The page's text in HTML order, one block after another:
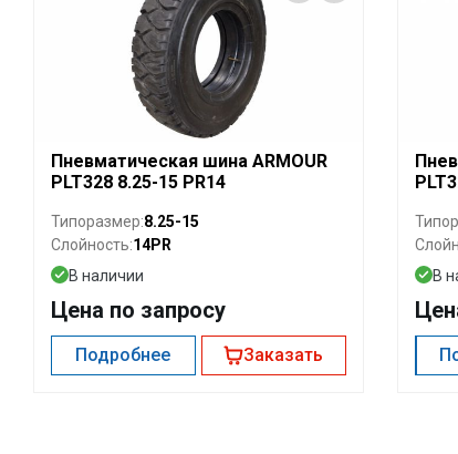
Пневматическая шина ARMOUR
PLT328 8.25-15 PR14
Типоразмер:8.25-15
Слойность:14PR
В наличии
Цена по запросу
Подробнее Заказать
В